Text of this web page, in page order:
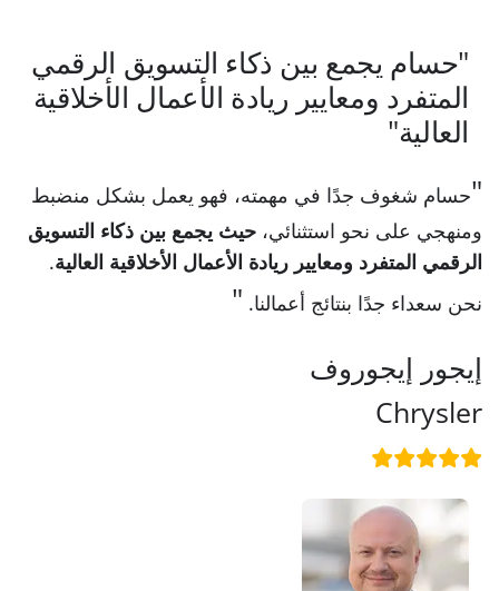
"حسام يجمع بين ذكاء التسويق الرقمي
المتفرد ومعايير ريادة الأعمال الأخلاقية
العالية"
حسام شغوف جدًا في مهمته، فهو يعمل بشكل منضبط
ومنهجي على نحو استثنائي،حيث يجمع بين ذكاء التسويق
الرقمي المتفرد ومعايير ريادة الأعمال الأخلاقية العالية.
نحن سعداء جدًا بنتائج أعمالنا.
إيجور إيجوروف
Chrysler